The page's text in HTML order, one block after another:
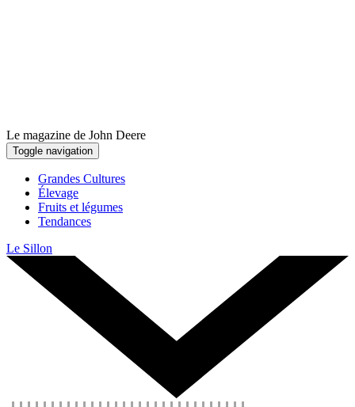
Le magazine de John Deere
Toggle navigation
Grandes Cultures
Élevage
Fruits et légumes
Tendances
Le Sillon